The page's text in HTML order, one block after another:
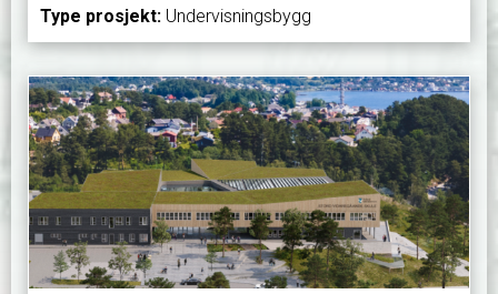
Type prosjekt: Undervisningsbygg